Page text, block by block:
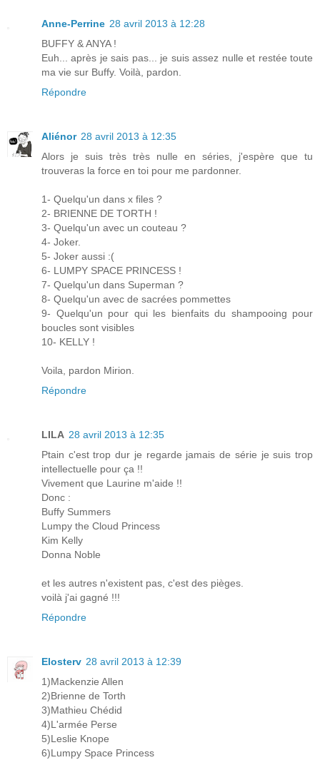
Anne-Perrine 28 avril 2013 à 12:28
BUFFY & ANYA !
Euh... après je sais pas... je suis assez nulle et restée toute
ma vie sur Buffy. Voilà, pardon.
Répondre
Aliénor 28 avril 2013 à 12:35
Alors je suis très très nulle en séries, j'espère que tu
trouveras la force en toi pour me pardonner.
1- Quelqu'un dans x files ?
2- BRIENNE DE TORTH !
3- Quelqu'un avec un couteau ?
4- Joker.
5- Joker aussi :(
6- LUMPY SPACE PRINCESS !
7- Quelqu'un dans Superman ?
8- Quelqu'un avec de sacrées pommettes
9- Quelqu'un pour qui les bienfaits du shampooing pour
boucles sont visibles
10- KELLY !
Voila, pardon Mirion.
Répondre
LILA 28 avril 2013 à 12:35
Ptain c'est trop dur je regarde jamais de série je suis trop
intellectuelle pour ça !!
Vivement que Laurine m'aide !!
Donc :
Buffy Summers
Lumpy the Cloud Princess
Kim Kelly
Donna Noble
et les autres n'existent pas, c'est des pièges.
voilà j'ai gagné !!!
Répondre
Elosterv 28 avril 2013 à 12:39
1)Mackenzie Allen
2)Brienne de Torth
3)Mathieu Chédid
4)L'armée Perse
5)Leslie Knope
6)Lumpy Space Princess